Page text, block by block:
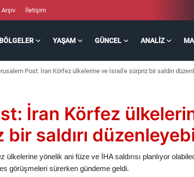
Arşiv İletişim
BÖLGELER YAŞAM GÜNCEL ANALIZ
Post: İran Körfez ülkelerine ve İsrail'e sürpriz bir saldırı
İran Körfez
saldırı
ülkelerine yönelik ani füze ve İHA saldırısı planlıyor
görüşmeleri sürerken gündeme geldi.